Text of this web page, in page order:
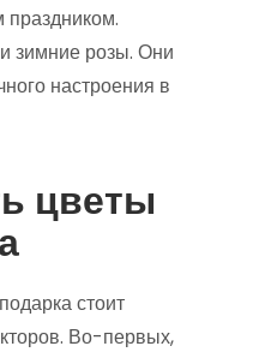
праздником.
зимние розы. Они
настроения в
цветы
стоит
Во-первых,